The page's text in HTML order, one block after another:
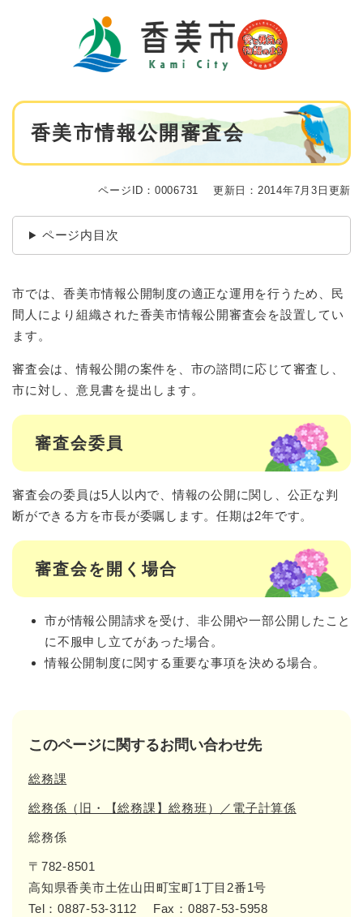
本
香美市情報公開審査会
ページID：0006731 更新日：2014年7月3日更新
ページ内目次
市では、香美市情報公開制度の適正な運用を行うため、民
間人により組織された香美市情報公開審査会を設置してい
ます。
審査会は、情報公開の案件を、市の諮問に応じて審査し、
市に対し、意見書を提出します。
審査会委員
審査会の委員は5人以内で、情報の公開に関し、公正な判
断ができる方を市長が委嘱します。任期は2年です。
審査会を開く場合
市が情報公開請求を受け、非公開や一部公開したこと
に不服申し立てがあった場合。
情報公開制度に関する重要な事項を決める場合。
このページに関するお問い合わせ先
総務課
総務係（旧・【総務課】総務班）／電子計算係
総務係
〒782-8501
高知県香美市土佐山田町宝町1丁目2番1号
Tel：0887-53-3112
Fax：0887-53-5958